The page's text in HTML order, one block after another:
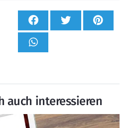
auch interessieren